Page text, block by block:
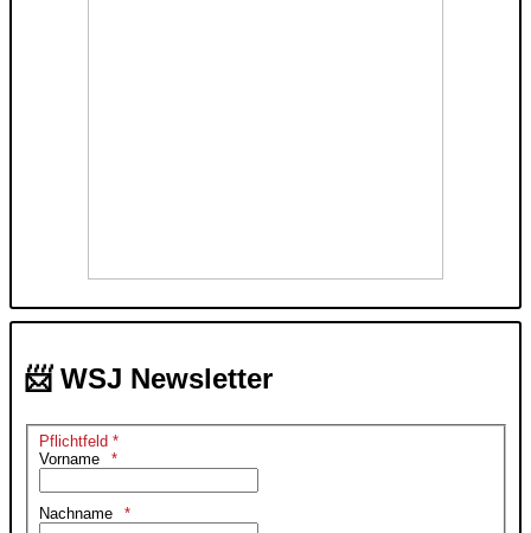
📨 WSJ Newsletter
Pflichtfeld *
Vorname
Nachname